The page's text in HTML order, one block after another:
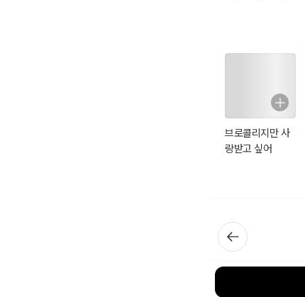
브로콜리지만 사
랑받고 싶어